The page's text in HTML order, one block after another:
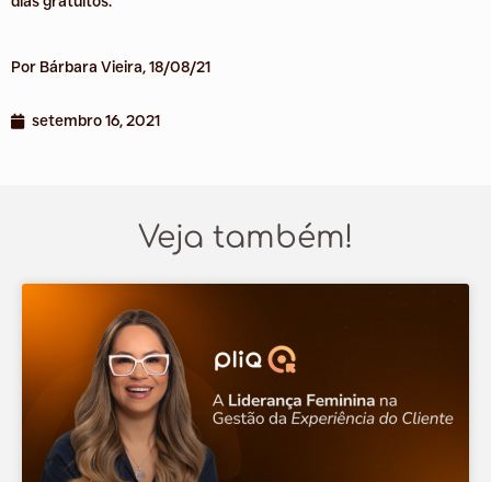
Por Bárbara Vieira, 18/08/21
setembro 16, 2021
Veja também!